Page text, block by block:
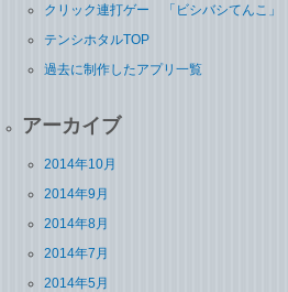
クリック連打ゲー 「ビシバシてんこ」
テンシホタルTOP
過去に制作したアプリ一覧
アーカイブ
2014年10月
2014年9月
2014年8月
2014年7月
2014年5月